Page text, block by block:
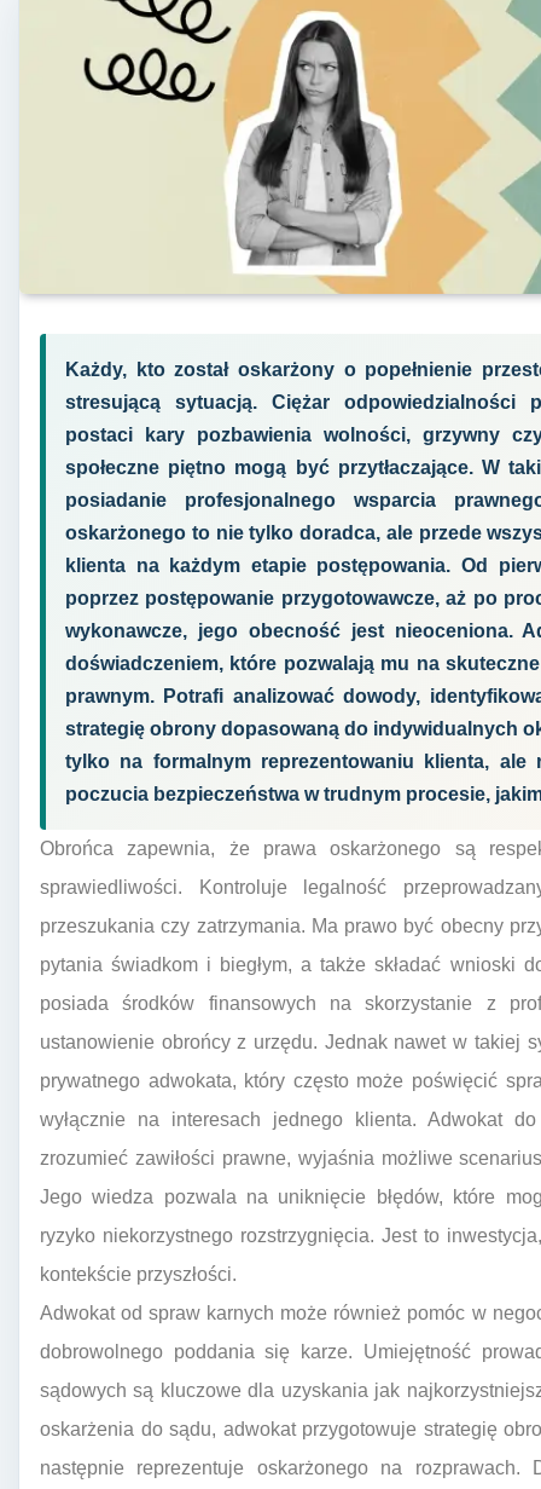
Każdy, kto został oskarżony o popełnienie
stresującą sytuacją. Ciężar odpowiedzialności
postaci kary pozbawienia wolności, grzywny
społeczne piętno mogą być przytłaczające. W
posiadanie profesjonalnego wsparcia
oskarżonego to nie tylko doradca, ale przede
klienta na każdym etapie postępowania. Od
poprzez postępowanie przygotowawcze, aż po
wykonawcze, jego obecność jest nieoceniona.
doświadczeniem, które pozwalają mu na
prawnym. Potrafi analizować dowody,
strategię obrony dopasowaną do indywidualnych
tylko na formalnym reprezentowaniu klienta,
poczucia bezpieczeństwa w trudnym procesie,
Obrońca zapewnia, że prawa oskarżonego są
sprawiedliwości. Kontroluje legalność
przeszukania czy zatrzymania. Ma prawo być obecny
pytania świadkom i biegłym, a także składać wnioski
posiada środków finansowych na skorzystanie z
ustanowienie obrońcy z urzędu. Jednak nawet w takiej
prywatnego adwokata, który często może poświęcić
wyłącznie na interesach jednego klienta. Adwokat
zrozumieć zawiłości prawne, wyjaśnia możliwe
Jego wiedza pozwala na uniknięcie błędów, które
ryzyko niekorzystnego rozstrzygnięcia. Jest to
kontekście przyszłości.
Adwokat od spraw karnych może również pomóc w
dobrowolnego poddania się karze. Umiejętność
sądowych są kluczowe dla uzyskania jak
oskarżenia do sądu, adwokat przygotowuje strategię
następnie reprezentuje oskarżonego na rozprawach.